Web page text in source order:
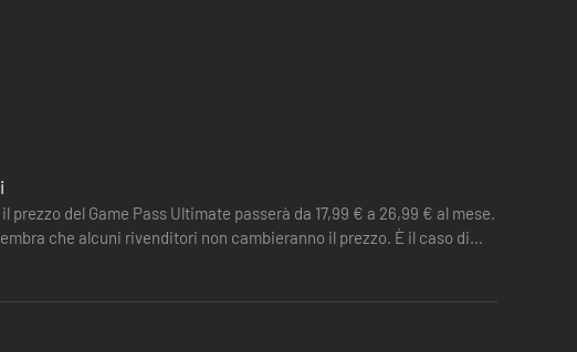
del Game Pass Ultimate passerà da 17,99 € a 26,99 € al mese.
che alcuni rivenditori non cambieranno il prezzo. È il caso di